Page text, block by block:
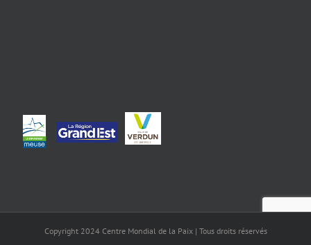
Copyright 2024 Centre Mondial de la Paix | Tous droits réservés